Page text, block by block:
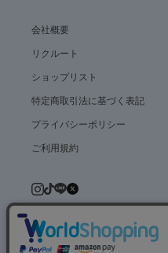
会社概要
リクルート
ショップリスト
特定商取引法に基づく表記
プライバシーポリシー
ご利用規約
© weardept co.,ltd. All rights reserved.